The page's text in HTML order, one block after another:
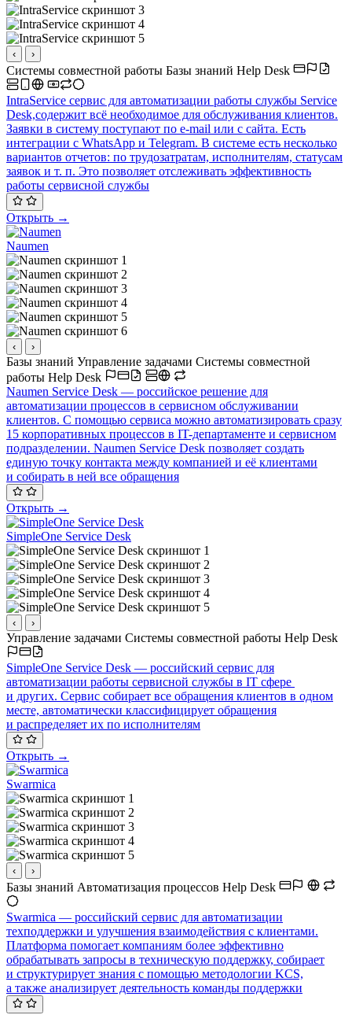
‹ ›
Системы совместной работы Базы знаний Help Desk
IntraService сервис для автоматизации работы службы Service
Desk,содержит всё необходимое для обслуживания клиентов.
Заявки в систему поступают по e-mail или с сайта. Есть
интеграции с WhatsApp и Telegram. В системе есть несколько
вариантов отчетов: по трудозатратам, исполнителям, статусам
заявок и т. п. Это позволяет отслеживать эффективность
работы сервисной службы
Открыть →
Naumen
‹ ›
Базы знаний Управление задачами Системы совместной
работы Help Desk
Naumen Service Desk — российское решение для
автоматизации процессов в сервисном обслуживании
клиентов. С помощью сервиса можно автоматизировать сразу
15 корпоративных процессов в IT-департаменте и сервисном
подразделении. Naumen Service Desk позволяет создать
единую точку контакта между компанией и её клиентами
и собирать в ней все обращения
Открыть →
SimpleOne Service Desk
‹ ›
Управление задачами Системы совместной работы Help Desk
SimpleOne Service Desk — российский сервис для
автоматизации работы сервисной службы в IT сфере
и других. Сервис собирает все обращения клиентов в одном
месте, автоматически классифицирует обращения
и распределяет их по исполнителям
Открыть →
Swarmica
‹ ›
Базы знаний Автоматизация процессов Help Desk
Swarmica — российский сервис для автоматизации
техподдержки и улучшения взаимодействия с клиентами.
Платформа помогает компаниям более эффективно
обрабатывать запросы в техническую поддержку, собирает
и структурирует знания с помощью методологии KCS,
а также анализирует деятельность команды поддержки